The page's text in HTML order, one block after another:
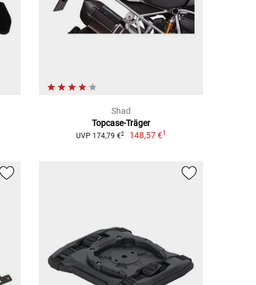
Shad
Topcase-Träger
UVP 174,79 €2 148,57 €1